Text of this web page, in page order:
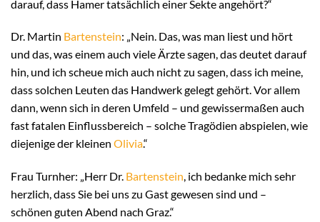
darauf, dass Hamer tatsächlich einer Sekte angehört?“
Dr. Martin Bartenstein: „Nein. Das, was man liest und hört
und das, was einem auch viele Ärzte sagen, das deutet darauf
hin, und ich scheue mich auch nicht zu sagen, dass ich meine,
dass solchen Leuten das Handwerk gelegt gehört. Vor allem
dann, wenn sich in deren Umfeld – und gewissermaßen auch
fast fatalen Einflussbereich – solche Tragödien abspielen, wie
diejenige der kleinen Olivia.“
Frau Turnher: „Herr Dr. Bartenstein, ich bedanke mich sehr
herzlich, dass Sie bei uns zu Gast gewesen sind und –
schönen guten Abend nach Graz.“